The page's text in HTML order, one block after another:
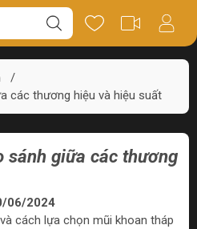
/
các thương hiệu và hiệu suất
sánh giữa các thương
06/2024
cách lựa chọn mũi khoan tháp